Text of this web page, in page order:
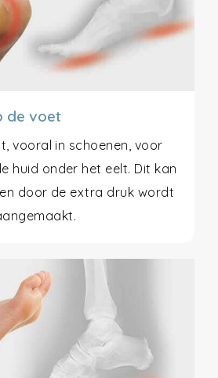
de voet
vooral in schoenen, voor
huid onder het eelt. Dit kan
door de extra druk wordt